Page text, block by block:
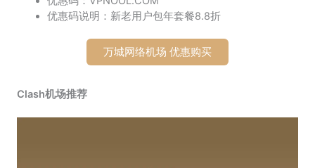
优惠码说明：新老用户包年套餐8.8折
万城网络机场 优惠购买
Clash机场推荐